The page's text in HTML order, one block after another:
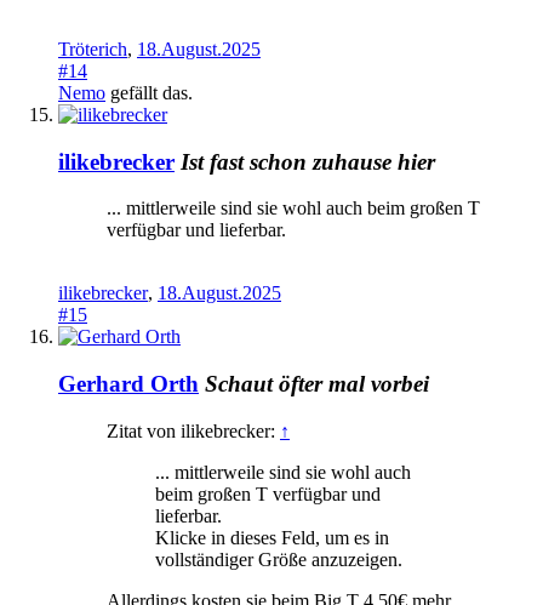
Tröterich, 18.August.2025
#14
Nemo gefällt das.
ilikebrecker Ist fast schon zuhause hier
... mittlerweile sind sie wohl auch beim großen T
verfügbar und lieferbar.
ilikebrecker, 18.August.2025
#15
Gerhard Orth Schaut öfter mal vorbei
Zitat von ilikebrecker: ↑
... mittlerweile sind sie wohl auch
beim großen T verfügbar und
lieferbar.
Klicke in dieses Feld, um es in
vollständiger Größe anzuzeigen.
Allerdings kosten sie beim Big T 4,50€ mehr….